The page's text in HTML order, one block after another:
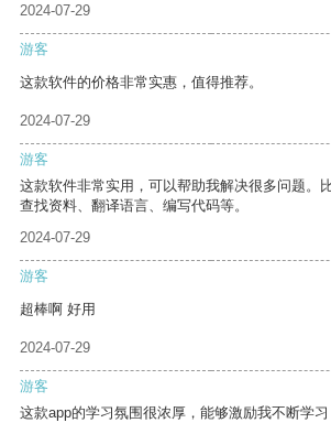
2024-07-29
游客
这款软件的价格非常实惠，值得推荐。
2024-07-29
游客
这款软件非常实用，可以帮助我解决很多问题。
查找资料、翻译语言、编写代码等。
2024-07-29
游客
超棒啊 好用
2024-07-29
游客
这款app的学习氛围很浓厚，能够激励我不断学